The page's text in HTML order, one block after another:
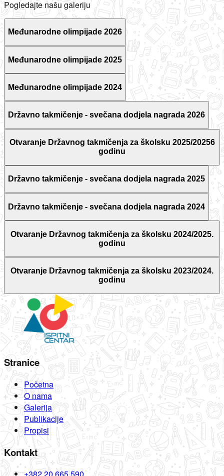
Pogledajte našu galeriju
Međunarodne olimpijade 2026
Međunarodne olimpijade 2025
Međunarodne olimpijade 2024
Državno takmičenje - svečana dodjela nagrada 2026
Otvaranje Državnog takmičenja za školsku 2025/20256
godinu
Državno takmičenje - svečana dodjela nagrada 2025
Državno takmičenje - svečana dodjela nagrada 2024
Otvaranje Državnog takmičenja za školsku 2024/2025.
godinu
Otvaranje Državnog takmičenja za školsku 2023/2024.
godinu
Stranice
Početna
O nama
Galerija
Publikacije
Propisi
Kontakt